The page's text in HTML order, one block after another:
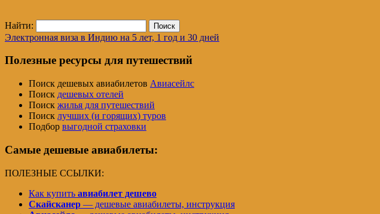
Найти:
Электронная виза в Индию на 5 лет, 1 год и 30 дней
Полезные ресурсы для путешествий
Поиск дешевых авиабилетов Авиасейлс
Поиск дешевых отелей
Поиск жилья для путешествий
Поиск лучших (и горящих) туров
Подбор выгодной страховки
Самые дешевые авиабилеты:
ПОЛЕЗНЫЕ ССЫЛКИ:
Как купить авиабилет дешево
Скайсканер — дешевые авиабилеты, инструкция